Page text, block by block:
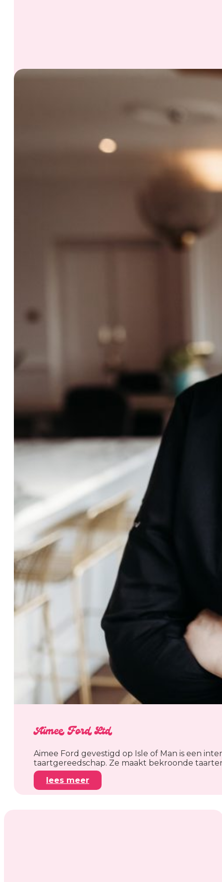
Aimee Ford Ltd
Aimee Ford gevestigd op Isle of Man is een
taartgereedschap. Ze maakt bekroonde
lees meer